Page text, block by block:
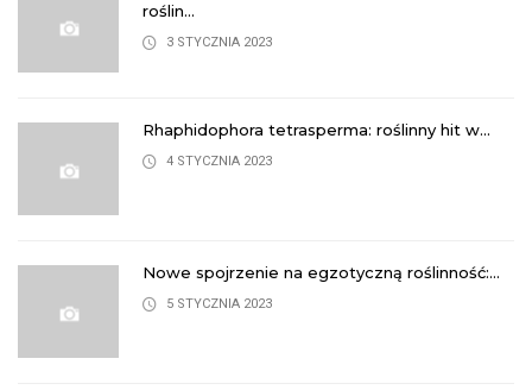
roślin...
3 STYCZNIA 2023
Rhaphidophora tetrasperma: roślinny hit w...
4 STYCZNIA 2023
Nowe spojrzenie na egzotyczną roślinność:...
5 STYCZNIA 2023